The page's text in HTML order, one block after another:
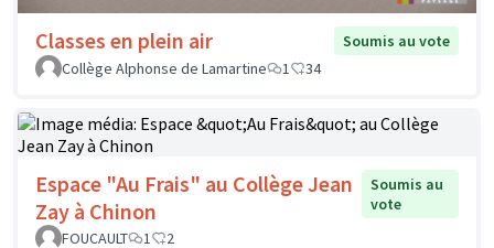
Classes en plein air
Soumis au vote
Collège Alphonse de Lamartine
1 34
Espace "Au Frais" au Collège Jean
Zay à Chinon
Soumis au
vote
FOUCAULT
1 2